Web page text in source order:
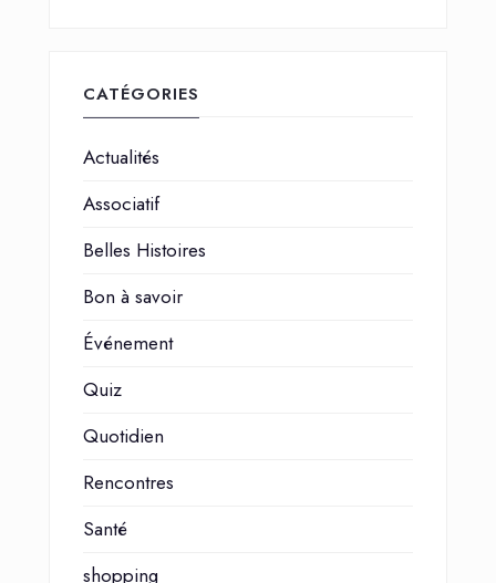
CATÉGORIES
Actualités
Associatif
Belles Histoires
Bon à savoir
Événement
Quiz
Quotidien
Rencontres
Santé
shopping